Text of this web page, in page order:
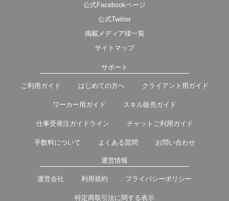
公式Facebookページ
公式Twitter
掲載メディア様一覧
サイトマップ
サポート
ご利用ガイド はじめての方へ クライアント用ガイド
ワーカー用ガイド スキル販売ガイド
仕事受発注ガイドライン チャットご利用ガイド
手数料について よくある質問 お問い合わせ
運営情報
運営会社 利用規約 プライバシーポリシー
特定商取引法に関する表示